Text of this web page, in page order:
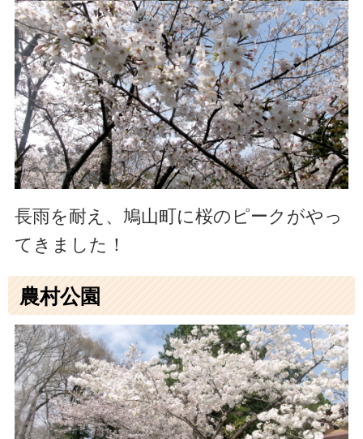
長雨を耐え、鳩山町に桜のピークがやっ
てきました！
農村公園